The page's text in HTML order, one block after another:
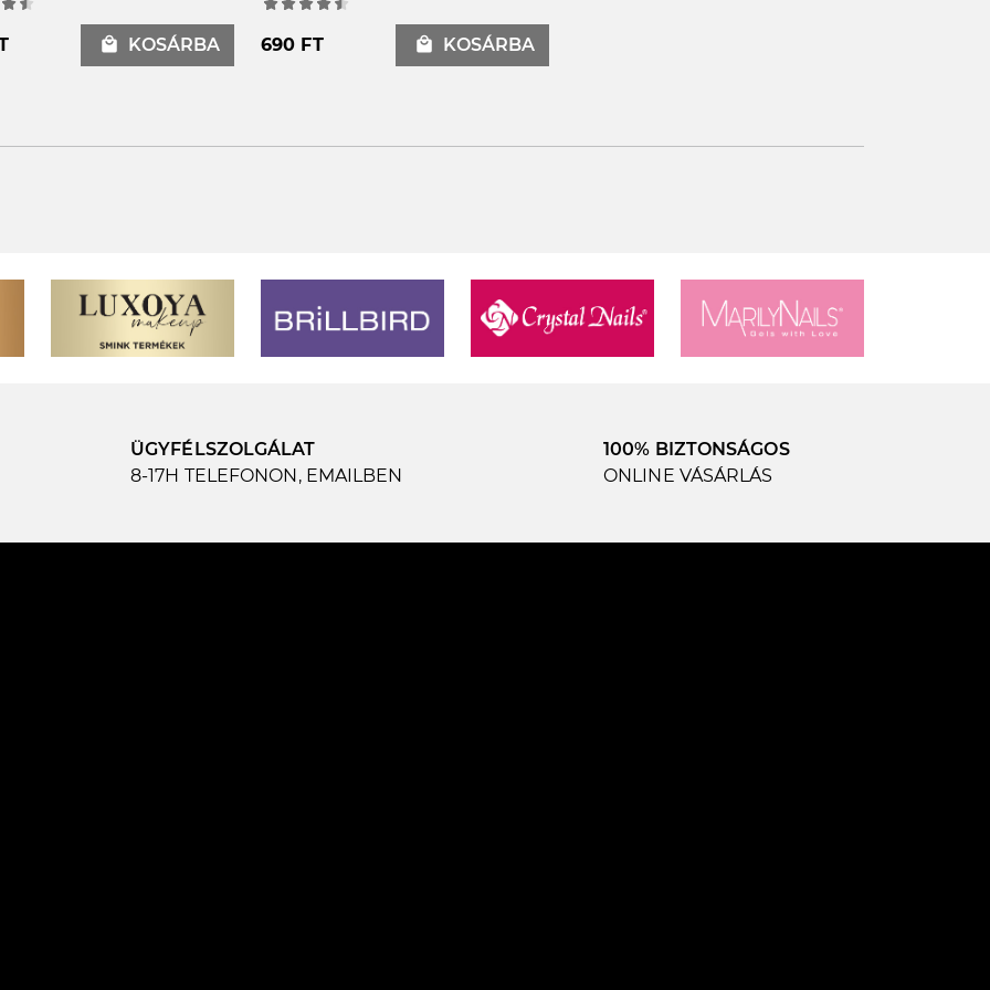
local_mall KOSÁRBA 690 FT local_mall KOSÁRBA
ÜGYFÉLSZOLGÁLAT
8-17H TELEFONON, EMAILBEN
100% BIZTONSÁGOS
ONLINE VÁSÁRLÁS